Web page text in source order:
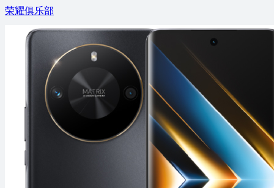
荣耀俱乐部